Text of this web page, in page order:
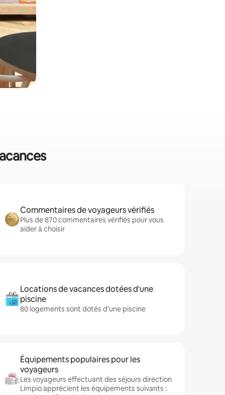
Commentaires de voyageurs vérifiés
Plus de 870 commentaires vérifiés pour vous
aider à choisir
Locations de vacances dotées d'une
piscine
80 logements sont dotés d'une piscine
Équipements populaires pour les
voyageurs
Les voyageurs effectuant des séjours direction
Limpio apprécient les équipements suivants :